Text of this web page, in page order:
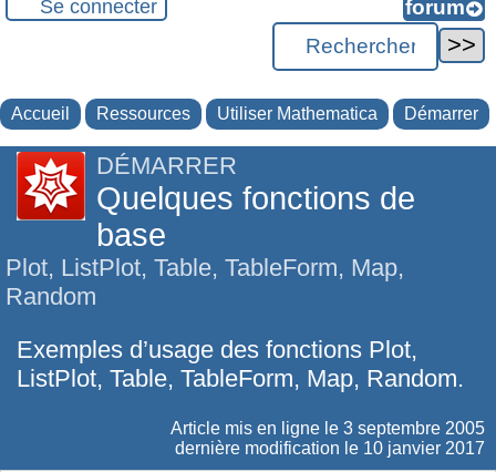
Se connecter
Accueil Ressources Utiliser Mathematica Démarrer
DÉMARRER
Quelques fonctions de
base
Plot, ListPlot, Table, TableForm, Map,
Random
Exemples d’usage des fonctions Plot,
ListPlot, Table, TableForm, Map, Random.
Article mis en ligne le 3 septembre 2005
dernière modification le 10 janvier 2017